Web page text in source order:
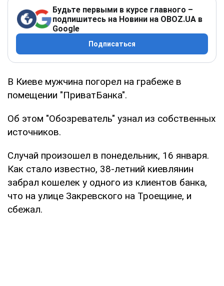
Будьте первыми в курсе главного –
подпишитесь на Новини на OBOZ.UA в
Google
Подписаться
В Киеве мужчина погорел на грабеже в
помещении "ПриватБанка".
Об этом "Обозреватель" узнал из собственных
источников.
Случай произошел в понедельник, 16 января.
Как стало известно, 38-летний киевлянин
забрал кошелек у одного из клиентов банка,
что на улице Закревского на Троещине, и
сбежал.